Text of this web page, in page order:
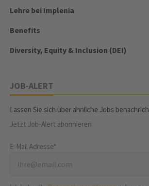
Lehre bei Implenia
Benefits
Diversity, Equity & Inclusion (DEI)
JOB-ALERT
Lassen Sie sich über ähnliche Jobs
Jetzt Job-Alert abonnieren
E-Mail Adresse*